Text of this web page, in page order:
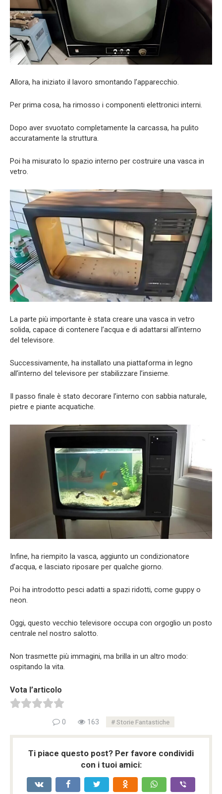
Allora, ha iniziato il lavoro smontando l’apparecchio.
Per prima cosa, ha rimosso i componenti elettronici interni.
Dopo aver svuotato completamente la carcassa, ha pulito
accuratamente la struttura.
Poi ha misurato lo spazio interno per costruire una vasca in
vetro.
La parte più importante è stata creare una vasca in vetro
solida, capace di contenere l’acqua e di adattarsi all’interno
del televisore.
Successivamente, ha installato una piattaforma in legno
all’interno del televisore per stabilizzare l’insieme.
Il passo finale è stato decorare l’interno con sabbia naturale,
pietre e piante acquatiche.
Infine, ha riempito la vasca, aggiunto un condizionatore
d’acqua, e lasciato riposare per qualche giorno.
Poi ha introdotto pesci adatti a spazi ridotti, come guppy o
neon.
Oggi, questo vecchio televisore occupa con orgoglio un posto
centrale nel nostro salotto.
Non trasmette più immagini, ma brilla in un altro modo:
ospitando la vita.
Vota l’articolo
0 163 Storie Fantastiche
Ti piace questo post? Per favore condividi
con i tuoi amici: